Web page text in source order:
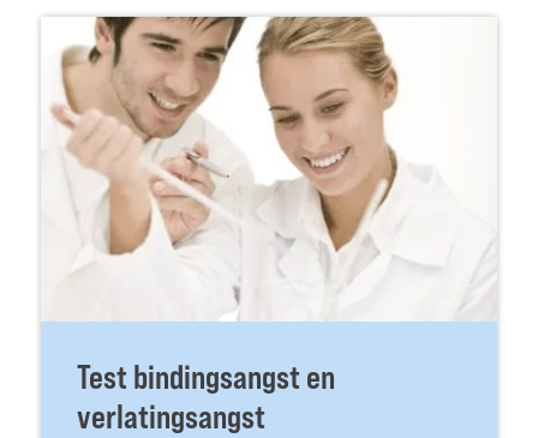
Test bindingsangst en
verlatingsangst